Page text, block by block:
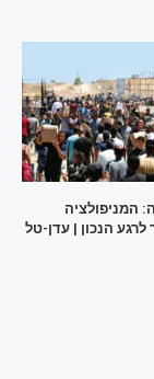
המניפולציה
הנכון | עדן-טל